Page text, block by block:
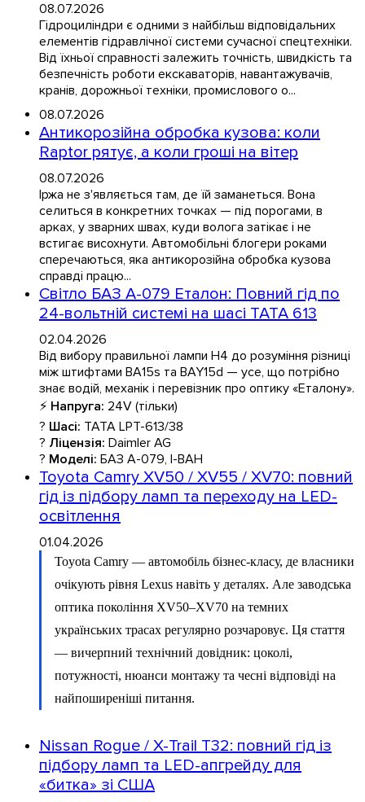
08.07.2026
Гідроциліндри є одними з найбільш відповідальних
елементів гідравлічної системи сучасної спецтехніки.
Від їхньої справності залежить точність, швидкість та
безпечність роботи екскаваторів, навантажувачів,
кранів, дорожньої техніки, промислового о...
08.07.2026
Антикорозійна обробка кузова: коли
Raptor рятує, а коли гроші на вітер
08.07.2026
Іржа не з'являється там, де їй заманеться. Вона
селиться в конкретних точках — під порогами, в
арках, у зварних швах, куди волога затікає і не
встигає висохнути. Автомобільні блогери роками
сперечаються, яка антикорозійна обробка кузова
справді працю...
Світло БАЗ А-079 Еталон: Повний гід по
24-вольтній системі на шасі TATA 613
02.04.2026
Від вибору правильної лампи H4 до розуміння різниці
між штифтами BA15s та BAY15d — усе, що потрібно
знає водій, механік і перевізник про оптику «Еталону».
⚡ Напруга: 24V (тільки)
? Шасі: TATA LPT-613/38
? Ліцензія: Daimler AG
? Моделі: БАЗ А-079, І-ВАН
Toyota Camry XV50 / XV55 / XV70: повний
гід із підбору ламп та переходу на LED-
освітлення
01.04.2026
Toyota Camry — автомобіль бізнес-класу, де власники
очікують рівня Lexus навіть у деталях. Але заводська
оптика покоління XV50–XV70 на темних
українських трасах регулярно розчаровує. Ця стаття
— вичерпний технічний довідник: цоколі,
потужності, нюанси монтажу та чесні відповіді на
найпоширеніші питання.
Nissan Rogue / X-Trail T32: повний гід із
підбору ламп та LED-апгрейду для
«битка» зі США